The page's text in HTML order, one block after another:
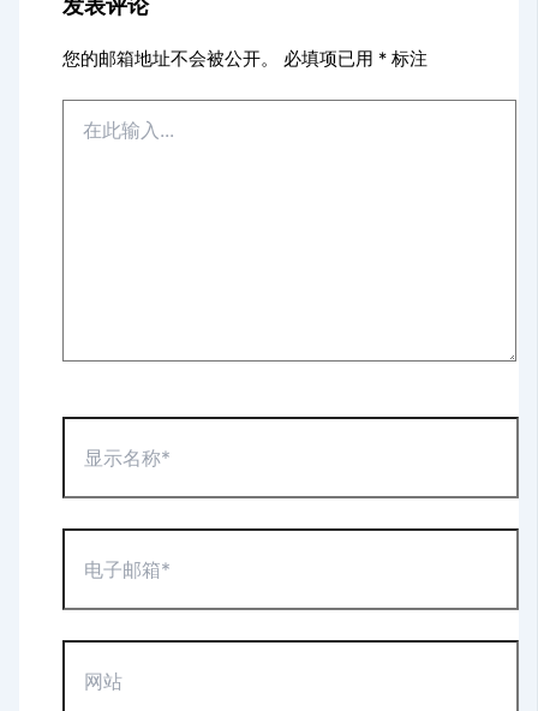
您的邮箱地址不会被公开。 必填项已用 * 标注
称
箱